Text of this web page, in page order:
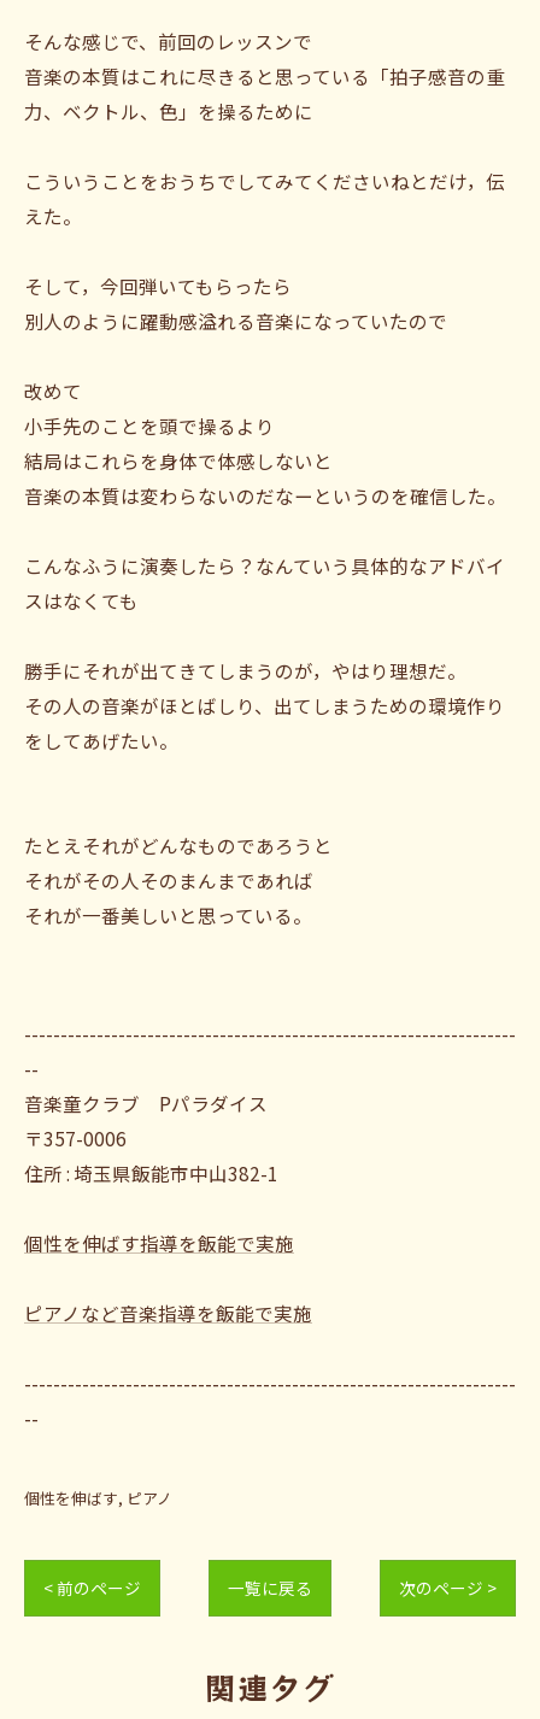
そんな感じで、前回のレッスンで
音楽の本質はこれに尽きると思っている「拍子感音の重
力、ベクトル、色」を操るために
こういうことをおうちでしてみてくださいねとだけ，伝
えた。
そして，今回弾いてもらったら
別人のように躍動感溢れる音楽になっていたので
改めて
小手先のことを頭で操るより
結局はこれらを身体で体感しないと
音楽の本質は変わらないのだなーというのを確信した。
こんなふうに演奏したら？なんていう具体的なアドバイ
スはなくても
勝手にそれが出てきてしまうのが，やはり理想だ。
その人の音楽がほとばしり、出てしまうための環境作り
をしてあげたい。
たとえそれがどんなものであろうと
それがその人そのまんまであれば
それが一番美しいと思っている。
--------------------------------------------------------------------
--
音楽童クラブ Pパラダイス
〒357-0006
住所 : 埼玉県飯能市中山382-1
個性を伸ばす指導を飯能で実施
ピアノなど音楽指導を飯能で実施
--------------------------------------------------------------------
--
個性を伸ばす ピアノ
< 前のページ 一覧に戻る 次のページ >
関連タグ